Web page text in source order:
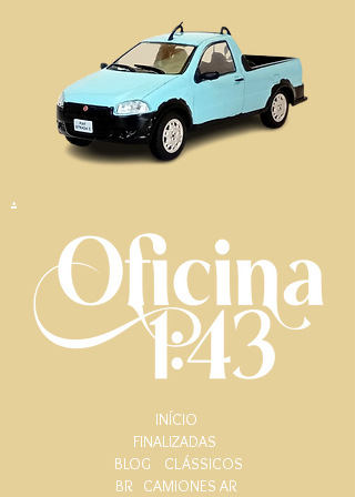
.
INÍCIO
FINALIZADAS
BLOG
CLÁSSICOS
BR CAMIONES AR